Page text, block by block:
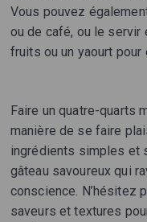
Vous pouvez
ou de café, ou le servir
fruits ou un yaourt pour
Faire un quatre-quarts
manière de se faire
ingrédients simples et
gâteau savoureux qui
conscience. N’hésitez
saveurs et textures